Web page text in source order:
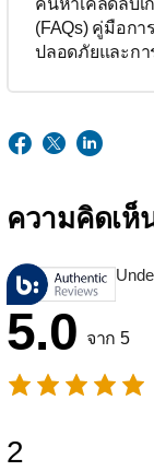
ค้นหาเคล็ดลับ
(FAQs) คู่มือก
ปลอดภัยและก
ความคิดเห็
5.0 จาก 5
2